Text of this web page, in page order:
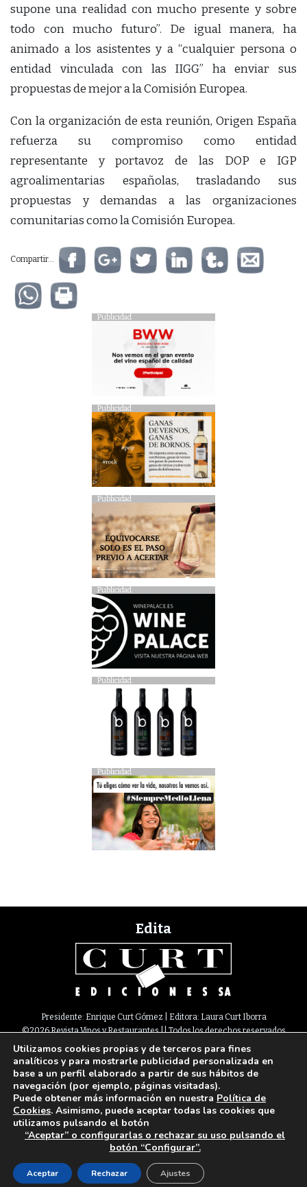
supone una realidad con mucho presente y sobre
todo con mucho futuro”. De igual manera, ha
animado a los asistentes y a “cualquier persona o
entidad vinculada con las IIGG” ha enviar sus
propuestas de mejor a la Comisión Europea.
Con la organización de esta reunión, Origen España
refuerza su compromiso como entidad
representante y portavoz de las DOP e IGP
agroalimentarias españolas, trasladando sus
propuestas y demandas a las organizaciones
comunitarias como la Comisión Europea.
Compartir...
Publicidad
Publicidad
Publicidad
Publicidad
Publicidad
Publicidad
Edita
Presidente: Enrique Curt Gómez | Editora: Laura Curt Iborra
©2026 Revista Vinos y Restaurantes || Todos los derechos reservados
Newsletter Nota legal Política de Cookies Suscripción
Contacto
Paseo de Gracia, 63. 1º 2ª. 08008 Barcelona |933 180 101¦ Fax 933 183 505
Select Language ▼
Utilizamos cookies propias y de terceros para fines
analíticos y para mostrarle publicidad personalizada en
base a un perfil elaborado a partir de sus hábitos de
navegación (por ejemplo, páginas visitadas).
Puede obtener más información en nuestra Política de
Cookies. Asimismo, puede aceptar todas las cookies que
utilizamos pulsando el botón
“Aceptar” o configurarlas o rechazar su uso pulsando el
botón “Configurar”.
Aceptar Rechazar Ajustes